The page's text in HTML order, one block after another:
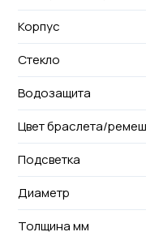
Корпус
Стекло
Водозащита
Цвет браслета/
Подсветка
Диаметр
Толщина мм